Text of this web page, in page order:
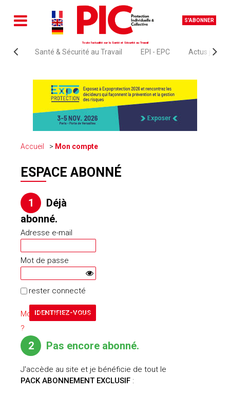
S'ABONNER
Toute l'actualité sur la Santé et Sécurité au Travail
Santé & Sécurité au Travail EPI - EPC Actus
Accueil Mon compte
ESPACE ABONNÉ
1
Déjà
abonné.
Adresse e-mail
Mot de passe
rester connecté
Mot de passe oublié
?
2 Pas encore abonné.
J'accède au site et je bénéficie de tout le
PACK ABONNEMENT EXCLUSIF :